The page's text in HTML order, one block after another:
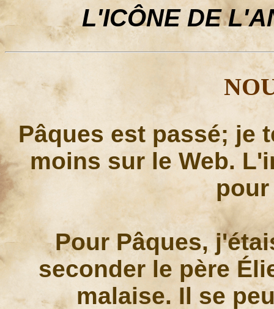
L'ICÔNE DE
Pâques est passé; je
moins sur le Web.
Pour Pâques,
seconder le père
malaise. Il se